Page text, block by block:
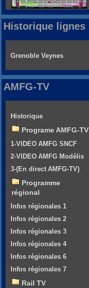
Historique lignes
Grenoble Veynes
AMFG-TV
Historique
Programe AMFG-TV
1-VIDEO AMFG SNCF
2-VIDEO AMFG Modélis
3-(En direct AMFG-TV)
Programme
régional
Infos régionales 1
Infos régionales 2
Infos régionales 3
Infos régionales 4
Infos régionales 6
Infos régionales 7
Rail TV